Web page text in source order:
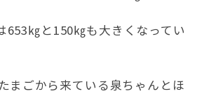
653㎏と150㎏も大きくなってい
まごから来ている泉ちゃんとほ